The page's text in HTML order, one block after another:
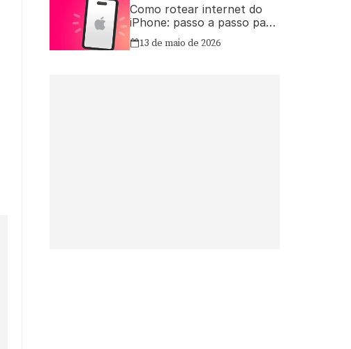
Como rotear internet do
iPhone: passo a passo para
compartilhar a conexão
13 de maio de 2026